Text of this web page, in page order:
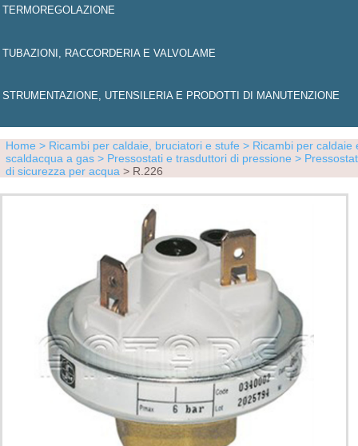
TERMOREGOLAZIONE
TUBAZIONI, RACCORDERIA E VALVOLAME
STRUMENTAZIONE, UTENSILERIA E PRODOTTI DI MANUTENZIONE
Home > Ricambi per caldaie, bruciatori e stufe > Ricambi per caldaie
scaldacqua a gas > Pressostati e trasduttori di pressione >
di sicurezza per acqua > R.226